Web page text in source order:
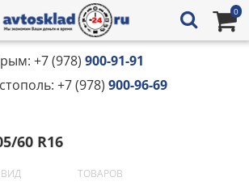
0
+7 (978) 900-91-91
+7 (978) 900-96-69
60 R16
ВИД ТОВАРОВ